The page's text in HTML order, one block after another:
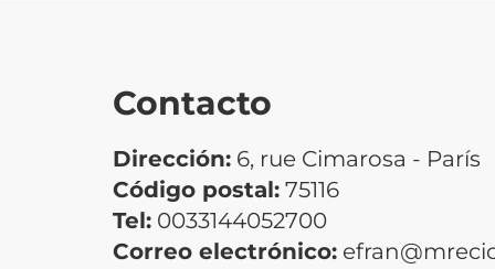
Contacto
Dirección: 6, rue Cimarosa - París
Código postal: 75116
Tel: 0033144052700
Correo electrónico: